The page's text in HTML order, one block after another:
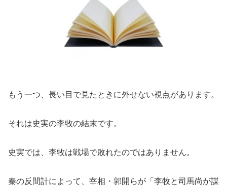
もう一つ、長い目で見たときに外せない視点があります。
それは史実の李牧の結末です。
史実では、李牧は戦場で敗れたのではありません。
秦の反間計によって、宰相・郭開らが「李牧と司馬尚が謀